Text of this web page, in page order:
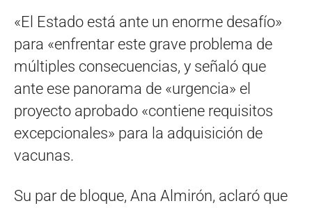
«El Estado está ante un enorme desafío»
para «enfrentar este grave problema de
múltiples consecuencias, y señaló que
ante ese panorama de «urgencia» el
proyecto aprobado «contiene requisitos
excepcionales» para la adquisición de
vacunas.
Su par de bloque, Ana Almirón, aclaró que